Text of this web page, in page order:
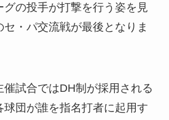
グの投手が打撃を行う姿を見
セ・パ交流戦が最後となりま
試合ではDH制が採用される
球団が誰を指名打者に起用す